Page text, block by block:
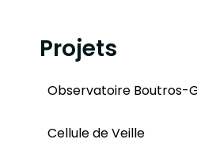
Projets
Observatoire Boutros-
Cellule de Veille